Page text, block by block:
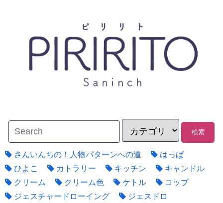
さんいんちの！人物パターンへの道
はっぱ
ひよこ
カトラリー キッチン
キャンドル
クリーム
クリーム色 ケトル
コップ
ジェスチャードローイング
ジェスドロ